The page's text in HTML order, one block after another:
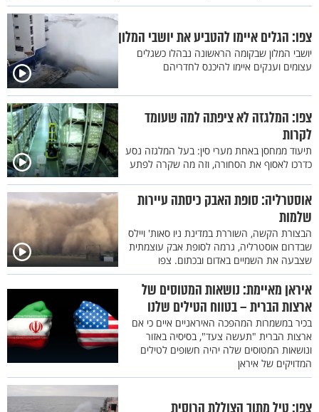
צפו: הגלים איימו להטביע את יושבי המלון
יושבי המלון שבקומה הראשונה נבהלו כשגלים
עצומים וענקים איימו להיכנס לחדריהם
צפו: המלגזה לא ציפתה למה שעומד
לקרות
תיעוד ממחסן באחת מערי סין: בעל המלגזה נסע
כדרכו לאסוף את הסחורה, וזה מה שקרה לפתע
אוסטרליה: סופת האבק כיסתה עיירות
שלמות‎
הבצורת הקשה, השוררת במדינת ניו סאות' ויילס
שבדרום אוסטרליה, גרמה לסופת אבק עוצמתית
שצבעה את השמיים באדום ובכתום. צפו
איראן מאיימת: נושאות המטוסים של
ארצות הברית – בטווח הטילים שלנו
בכיר במשמרות המהפכה האיראניים איים כי אם
ארצות הברית "תעשה צעד", בסיסיה באזור
ונושאות המטוסים שלה יהיה חשופים לטילים
המדויקים של איראן